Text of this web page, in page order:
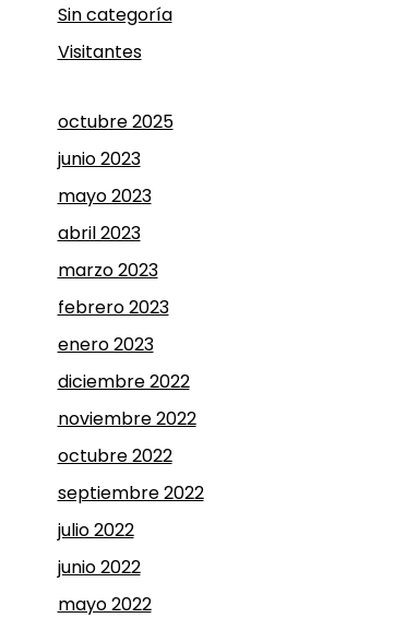
Sin categoría
Visitantes
octubre 2025
junio 2023
mayo 2023
abril 2023
marzo 2023
febrero 2023
enero 2023
diciembre 2022
noviembre 2022
octubre 2022
septiembre 2022
julio 2022
junio 2022
mayo 2022